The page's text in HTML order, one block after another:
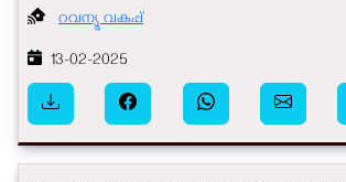
റവന്യൂ വകുപ്പ്
13-02-2025